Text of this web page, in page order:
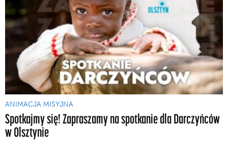
ANIMACJA MISYJNA
Spotkajmy się! Zapraszamy na spotkanie dla Darczyńców
w Olsztynie